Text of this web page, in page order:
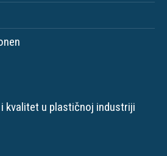
kvalitet u plastičnoj industriji